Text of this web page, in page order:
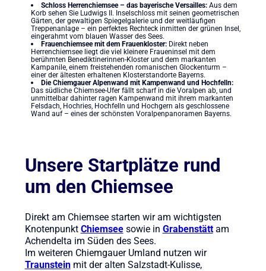
Schloss Herrenchiemsee – das bayerische Versailles: Aus dem
Korb sehen Sie Ludwigs II. Inselschloss mit seinen geometrischen
Gärten, der gewaltigen Spiegelgalerie und der weitläufigen
Treppenanlage – ein perfektes Rechteck inmitten der grünen Insel,
eingerahmt vom blauen Wasser des Sees.
Frauenchiemsee mit dem Frauenkloster: Direkt neben
Herrenchiemsee liegt die viel kleinere Fraueninsel mit dem
berühmten Benediktinerinnen-Kloster und dem markanten
Kampanile, einem freistehenden romanischen Glockenturm –
einer der ältesten erhaltenen Klosterstandorte Bayerns.
Die Chiemgauer Alpenwand mit Kampenwand und Hochfelln:
Das südliche Chiemsee-Ufer fällt scharf in die Voralpen ab, und
unmittelbar dahinter ragen Kampenwand mit ihrem markanten
Felsdach, Hochries, Hochfelln und Hochgern als geschlossene
Wand auf – eines der schönsten Voralpenpanoramen Bayerns.
Unsere Startplätze rund
um den Chiemsee
Direkt am Chiemsee starten wir am wichtigsten
Knotenpunkt Chiemseesowie in Grabenstättam
Achendelta im Süden des Sees.
Im weiteren Chiemgauer Umland nutzen wir
Traunsteinmit der alten Salzstadt-Kulisse,